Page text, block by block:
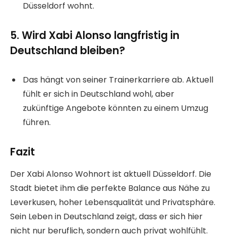
Düsseldorf wohnt.
5. Wird Xabi Alonso langfristig in
Deutschland bleiben?
Das hängt von seiner Trainerkarriere ab. Aktuell
fühlt er sich in Deutschland wohl, aber
zukünftige Angebote könnten zu einem Umzug
führen.
Fazit
Der Xabi Alonso Wohnort ist aktuell Düsseldorf. Die
Stadt bietet ihm die perfekte Balance aus Nähe zu
Leverkusen, hoher Lebensqualität und Privatsphäre.
Sein Leben in Deutschland zeigt, dass er sich hier
nicht nur beruflich, sondern auch privat wohlfühlt.